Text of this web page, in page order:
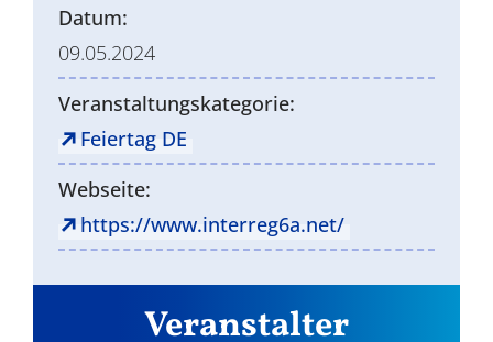
Datum:
09.05.2024
Veranstaltungskategorie:
Feiertag DE
Webseite:
https://www.interreg6a.net/
Veranstalter